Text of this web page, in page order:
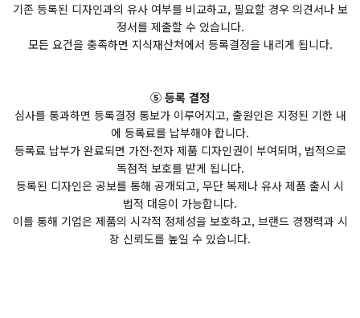
기존 등록된 디자인과의 유사 여부를 비교하고, 필요할 경우 의견서나 보
정서를 제출할 수 있습니다.
모든 요건을 충족하면 지식재산처에서 등록결정을 내리게 됩니다.
⑤ 등록 결정
심사를 통과하면 등록결정 통보가 이루어지고, 출원인은 지정된 기한 내
에 등록료를 납부해야 합니다.
등록료 납부가 완료되면 가전·전자 제품 디자인권이 부여되며, 법적으로
독점적 보호를 받게 됩니다.
등록된 디자인은 공보를 통해 공개되고, 무단 복제나 유사 제품 출시 시
법적 대응이 가능합니다.
이를 통해 기업은 제품의 시각적 정체성을 보호하고, 브랜드 경쟁력과 시
장 신뢰도를 높일 수 있습니다.